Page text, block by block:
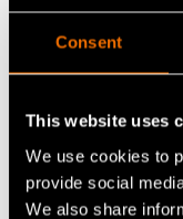
Consent
This website uses
We use cookies to
provide social
We also share
Jos julkista tukea
taloyhtiöitä
tärkeintä tuettavaa
parantaminen (n.
vastaajista).